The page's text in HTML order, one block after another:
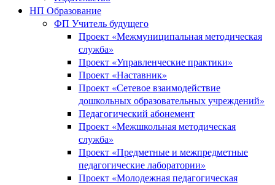
НП Образование
ФП Учитель будущего
Проект «Межмуниципальная методическая
служба»
Проект «Управленческие практики»
Проект «Наставник»
Проект «Сетевое взаимодействие
дошкольных образовательных учреждений»
Педагогический абонемент
Проект «Межшкольная методическая
служба»
Проект «Предметные и межпредметные
педагогические лаборатории»
Проект «Молодежная педагогическая